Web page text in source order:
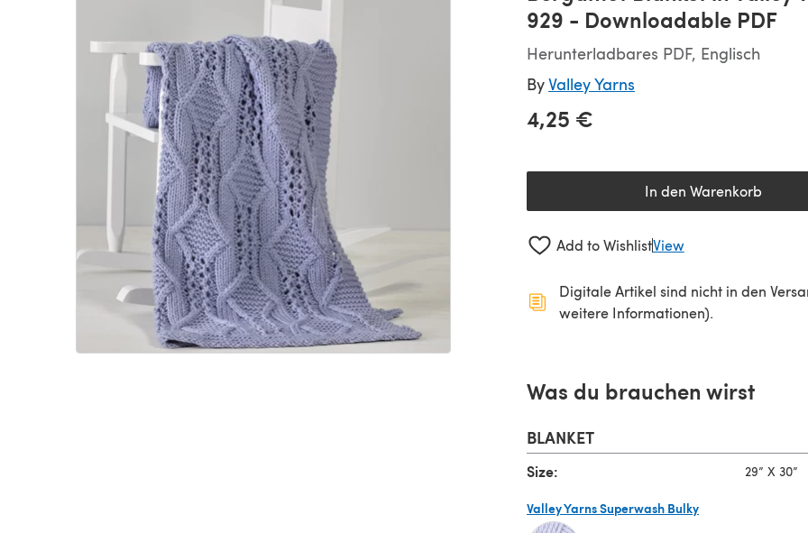
929 - Downloadable PDF
Herunterladbares PDF, Englisch
ByValley Yarns
4,25 €
In den Warenkorb
Add to WishlistView
Digitale Artikel sind nicht in den
weitere Informationen).
Was du brauchen wirst
BLANKET
Size: 29” X 30”
Valley Yarns Superwash Bulky